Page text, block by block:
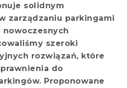
solidnym
zarządzaniu parkingami
szeroki
rozwiązań, które
do
Proponowane